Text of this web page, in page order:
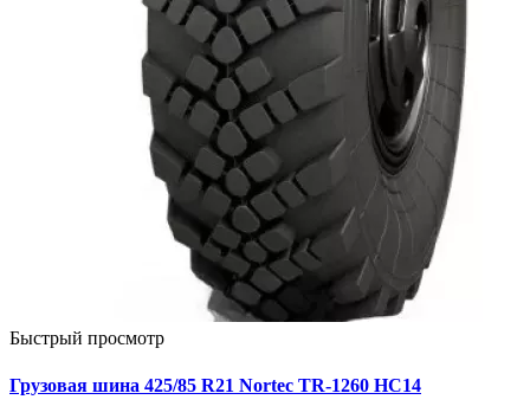
Быстрый просмотр
Грузовая шина 425/85 R21 Nortec TR-1260 НС14